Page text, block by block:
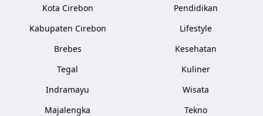
Kota Cirebon
Kabupaten Cirebon
Brebes
Tegal
Indramayu
Majalengka
Pendidikan
Lifestyle
Kesehatan
Kuliner
Wisata
Tekno